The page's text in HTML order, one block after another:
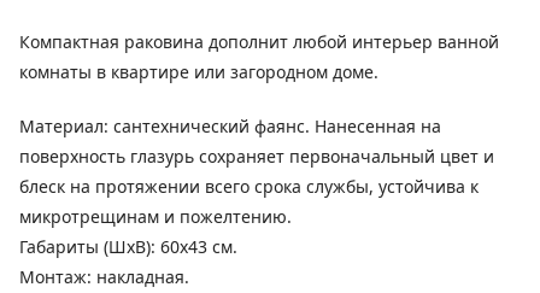
Компактная раковина дополнит любой интерьер ванной
комнаты в квартире или загородном доме.
Материал: сантехнический фаянс. Нанесенная на
поверхность глазурь сохраняет первоначальный цвет и
блеск на протяжении всего срока службы, устойчива к
микротрещинам и пожелтению.
Габариты (ШxВ): 60x43 см.
Монтаж: накладная.